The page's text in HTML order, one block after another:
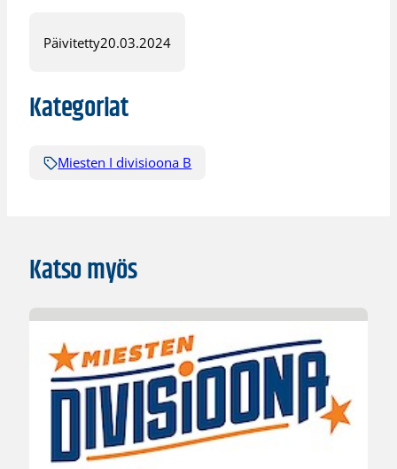
Päivitetty20.03.2024
Kategoriat
Miesten I divisioona B
Katso myös